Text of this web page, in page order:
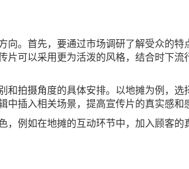
。首先，要通过市场调研了解受众的特
片可以采用更为活泼的风格，结合时下流
拍摄角度的具体安排。以地摊为例，选
插入相关场景，提高宣传片的真实感和
例如在地摊的互动环节中，加入顾客的